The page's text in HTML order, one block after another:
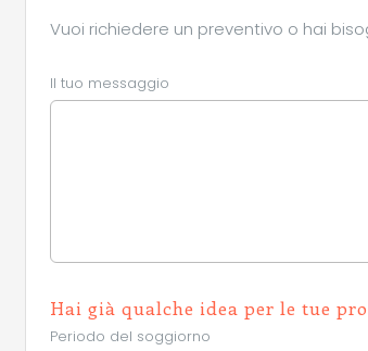
Vuoi richiedere un preventivo o hai
Il tuo messaggio
Hai già qualche idea per le tue
Periodo del soggiorno